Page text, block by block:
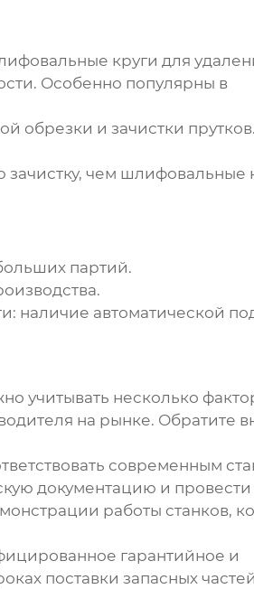
круги для
Особенно популярны в
обрезки и зачистки
чем шлифовальные
партий.
наличие автоматической
учитывать несколько
на рынке. Обратите
современным
документацию и провести
работы станков,
гарантийное и
поставки запасных